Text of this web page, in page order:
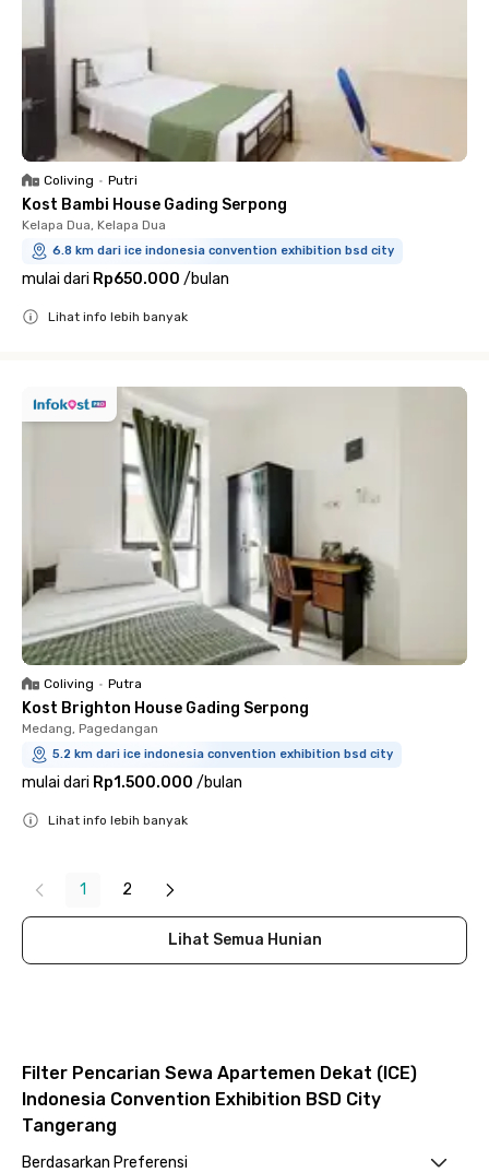
Coliving • Putri
Kost Bambi House Gading Serpong
Kelapa Dua, Kelapa Dua
6.8 km dari ice indonesia convention exhibition bsd city
mulai dari Rp650.000 /bulan
Lihat info lebih banyak
Coliving • Putra
Kost Brighton House Gading Serpong
Medang, Pagedangan
5.2 km dari ice indonesia convention exhibition bsd city
mulai dari Rp1.500.000 /bulan
Lihat info lebih banyak
1 2
Lihat Semua Hunian
Filter Pencarian Sewa Apartemen Dekat (ICE)
Indonesia Convention Exhibition BSD City
Tangerang
Berdasarkan Preferensi